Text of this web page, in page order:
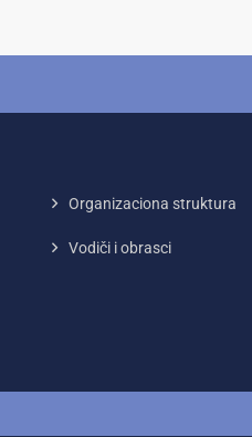
Organizaciona struktura
Vodiči i obrasci